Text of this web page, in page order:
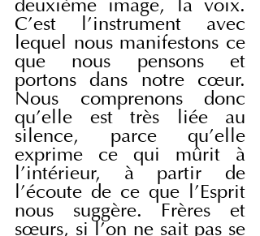
deuxième image, la voix.
C'est l'instrument avec
lequel nous manifestons ce
que nous pensons et
portons dans notre cœur.
Nous comprenons donc
qu'elle est très liée au
silence, parce qu'elle
exprime ce qui mûrit à
l'intérieur, à partir de
l'écoute de ce que l'Esprit
nous suggère. Frères et
sœurs, si l'on ne sait pas se